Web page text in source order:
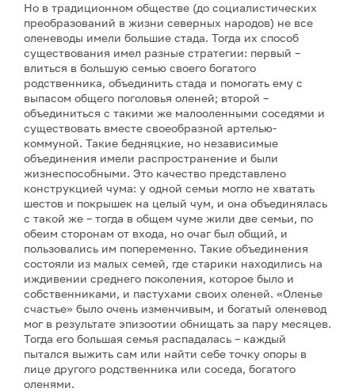
Но в традиционном обществе (до социалистических
преобразований в жизни северных народов) не все
оленеводы имели большие стада. Тогда их способ
существования имел разные стратегии: первый –
влиться в большую семью своего богатого
родственника, объединить стада и помогать ему с
выпасом общего поголовья оленей; второй –
объединиться с такими же малооленными соседями и
существовать вместе своеобразной артелью-
коммуной. Такие бедняцкие, но независимые
объединения имели распространение и были
жизнеспособными. Это качество представлено
конструкцией чума: у одной семьи могло не хватать
шестов и покрышек на целый чум, и она объединялась
с такой же – тогда в общем чуме жили две семьи, по
обеим сторонам от входа, но очаг был общий, и
пользовались им попеременно. Такие объединения
состояли из малых семей, где старики находились на
иждивении среднего поколения, которое было и
собственниками, и пастухами своих оленей. «Оленье
счастье» было очень изменчивым, и богатый оленевод
мог в результате эпизоотии обнищать за пару месяцев.
Тогда его большая семья распадалась – каждый
пытался выжить сам или найти себе точку опоры в
лице другого родственника или соседа, богатого
оленями.